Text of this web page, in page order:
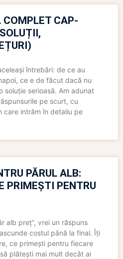
COMPLET CAP-
întrebări: de ce au
ce e de făcut dacă nu
soluție serioasă. Am adunat
pe scurt, cu
care intrăm în detaliu pe
PĂRUL ALB:
PRIMEȘTI PENTRU
alb preț”, vrei un răspuns
costul până la final. Îți
ce primești pentru fiecare
plătești mai mult decât ai